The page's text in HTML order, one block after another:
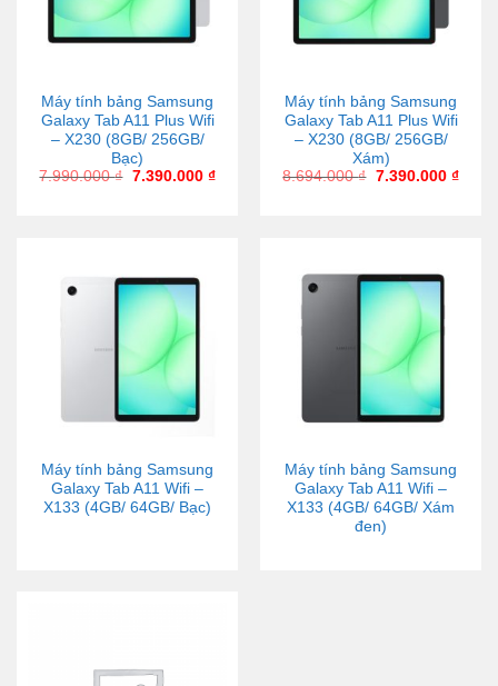
Máy tính bảng Samsung
Galaxy Tab A11 Plus Wifi
– X230 (8GB/ 256GB/
Bạc)
7.990.000₫ 7.390.000 ₫
Máy tính bảng Samsung
Galaxy Tab A11 Plus Wifi
– X230 (8GB/ 256GB/
Xám)
8.694.000₫ 7.390.000 ₫
Máy tính bảng Samsung
Galaxy Tab A11 Wifi –
X133 (4GB/ 64GB/ Bạc)
Máy tính bảng Samsung
Galaxy Tab A11 Wifi –
X133 (4GB/ 64GB/ Xám
đen)